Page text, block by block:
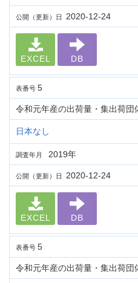
公開（更新）日 2020-12-24
EXCEL DB
表番号 5
令和元年産の出荷量・集出荷団
日本なし
調査年月 2019年
公開（更新）日 2020-12-24
EXCEL DB
表番号 5
令和元年産の出荷量・集出荷団